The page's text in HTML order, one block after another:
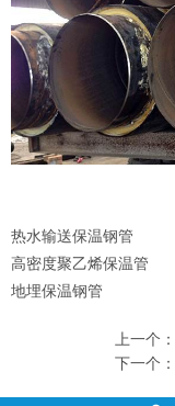
热水输送保温钢管
高密度聚乙烯保温管
地埋保温钢管
上一个：
下一个：